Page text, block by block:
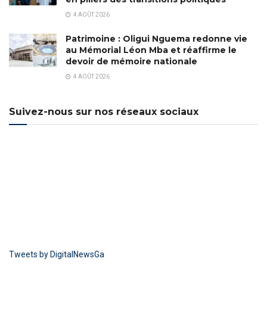
4 AOÛT 2026
Patrimoine : Oligui Nguema redonne vie
au Mémorial Léon Mba et réaffirme le
devoir de mémoire nationale
4 AOÛT 2026
Suivez-nous sur nos réseaux sociaux
Tweets by DigitalNewsGa